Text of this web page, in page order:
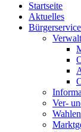
Startseite
Aktuelles
Ver-
Wahlen